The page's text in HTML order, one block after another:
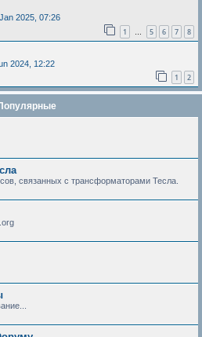
2025, 07:26
1 … 5 6 7 8
2024, 12:22
1 2
связанных с трансформаторами Тесла.